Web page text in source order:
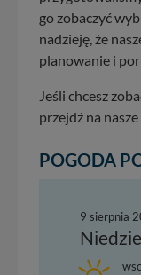
go zobaczyć
nadzieję, że
planowanie i
Jeśli chcesz
przejdź na nasze
POGODA
9 sierpnia